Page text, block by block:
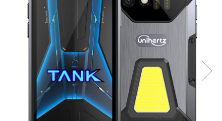
Accesorii smartwatch
ELECTROCASNICE
Aparate de Gătit
Oală sub Presiune
Slow Cooker
Grătar Grill
Gătit cu Aburi
Storcător
Deshidratoare